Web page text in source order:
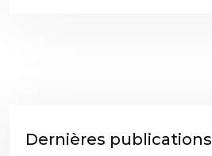
Dernières publications